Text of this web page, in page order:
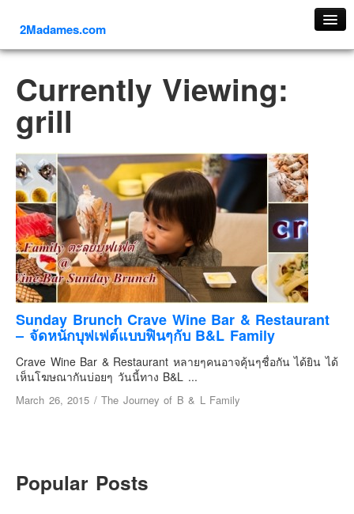
2Madames.com
ภาคเหนือ
ภาคใต้
ภาคกลาง
ภาคตะวันตก
ภาคอีสาน
ทริปต่างประเทศ
ยุโรป
รัสเซีย
อิตาลี
ตุรกี-ตุรเคีย
เยอรมัน
ฝรั่งเศส
ออสเตรีย
เนเธอร์แลนด์
Currently Viewing:
grill
Sunday Brunch Crave Wine Bar & Restaurant
– จัดหนักบุฟเฟต์แบบฟินๆกับ B&L Family
Crave Wine Bar & Restaurant หลายๆคนอาจคุ้นๆชื่อกัน ได้ยิน ได้
เห็นโฆษณากันบ่อยๆ วันนี้ทาง B&L ...
March 26, 2015 / The Journey of B & L Family
Popular Posts